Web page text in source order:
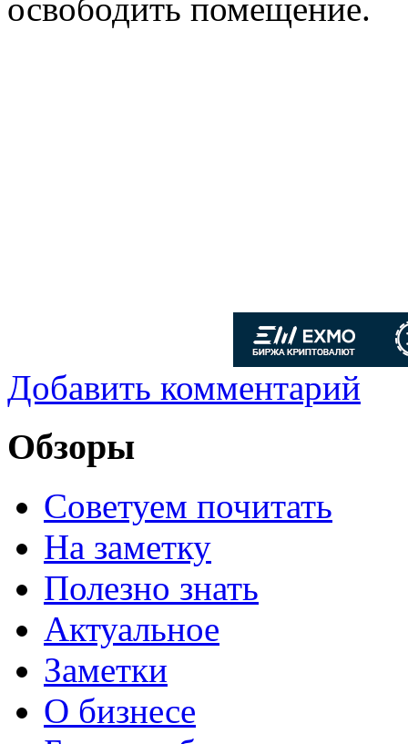
освободить помещение.
Добавить комментарий
Обзоры
Советуем почитать
На заметку
Полезно знать
Актуальное
Заметки
О бизнесе